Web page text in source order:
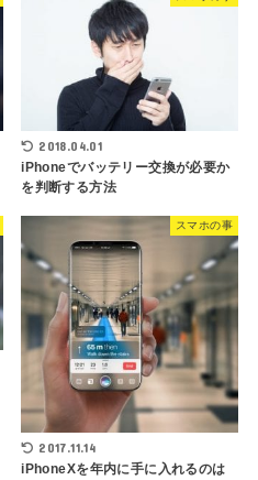
2018.04.01
iPhoneでバッテリー交換が必要か
を判断する方法
スマホの事
2017.11.14
iPhoneXを年内に手に入れるのは